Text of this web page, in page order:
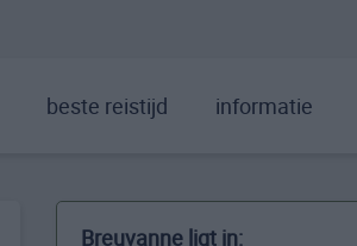
beste reistijd informatie
Breuvanne ligt in: